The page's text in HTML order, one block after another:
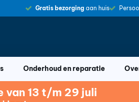
Gratis bezorgingaan huis
Onderhoud en reparatie
van 13 t/m 29 juli